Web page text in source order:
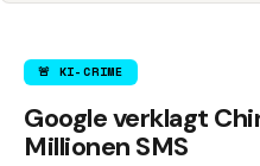
🚨 KI-CRIME
Google verklagt
Millionen SMS